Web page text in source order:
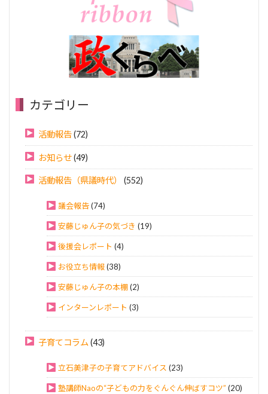
カテゴリー
活動報告(72)
お知らせ(49)
活動報告（県議時代） (552)
議会報告(74)
安藤じゅん子の気づき (19)
後援会レポート (4)
お役立ち情報(38)
安藤じゅん子の本棚(2)
インターンレポート (3)
子育てコラム (43)
立石美津子の子育てアドバイス (23)
塾講師Naoの“子どもの力をぐんぐん伸ばすコツ” (20)